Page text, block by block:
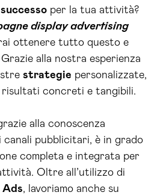
successo per la tua attività?
display advertising
ottenere tutto questo e
alla nostra esperienza
strategie personalizzate,
concreti e tangibili.
alla conoscenza
canali pubblicitari, è in grado
completa e integrata per
Oltre all’utilizzo di
Ads, lavoriamo anche su